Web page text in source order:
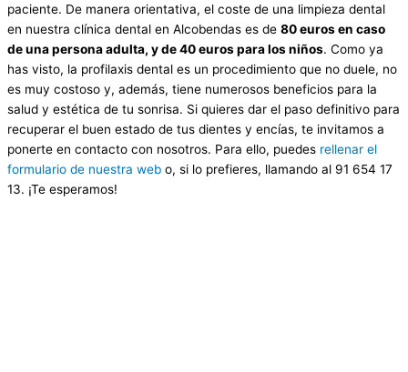
paciente. De manera orientativa, el coste de una limpieza dental
en nuestra clínica dental en Alcobendas es de 80 euros en caso
de una persona adulta, y de 40 euros para los niños. Como ya
has visto, la profilaxis dental es un procedimiento que no duele, no
es muy costoso y, además, tiene numerosos beneficios para la
salud y estética de tu sonrisa. Si quieres dar el paso definitivo para
recuperar el buen estado de tus dientes y encías, te invitamos a
ponerte en contacto con nosotros. Para ello, puedes rellenar el
formulario de nuestra web o, si lo prefieres, llamando al 91 654 17
13. ¡Te esperamos!